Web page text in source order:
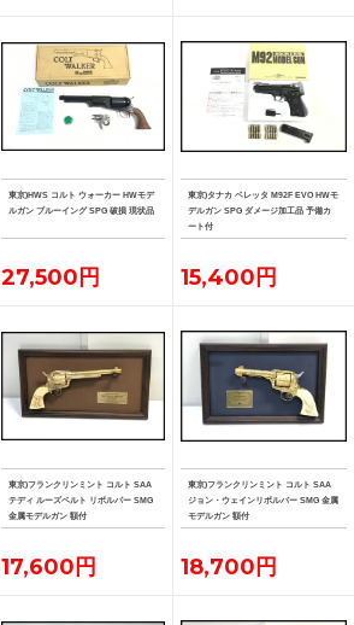
東京)HWS コルト ウォーカー HWモデ
ルガン ブルーイング SPG 破損 現状品
27,500円
東京)タナカ ベレッタ M92F EVO HWモ
デルガン SPG ダメージ加工品 予備カ
ート付
15,400円
東京)フランクリンミント コルト SAA
テディ ルーズベルト リボルバー SMG
金属モデルガン 額付
17,600円
東京)フランクリンミント コルト SAA
ジョン・ウェインリボルバー SMG 金属
モデルガン 額付
18,700円